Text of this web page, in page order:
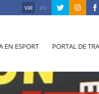
val es
EN ESPORT PORTAL DE